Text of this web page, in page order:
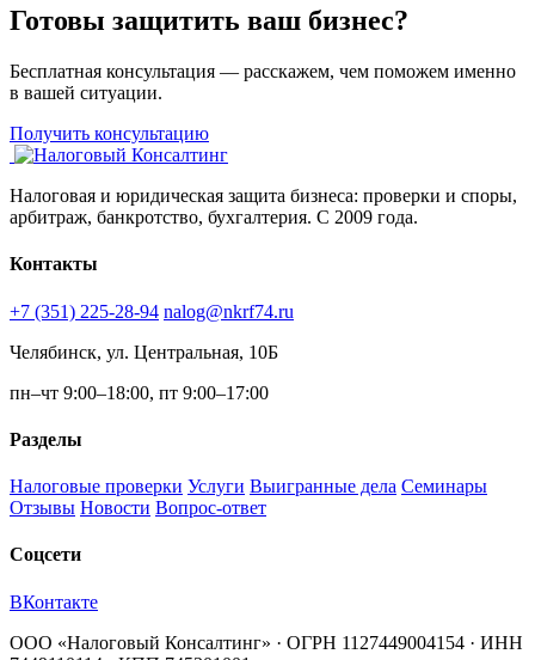
Готовы защитить ваш бизнес?
Бесплатная консультация — расскажем, чем поможем именно
в вашей ситуации.
Получить консультацию
Налоговая и юридическая защита бизнеса: проверки и споры,
арбитраж, банкротство, бухгалтерия. С 2009 года.
Контакты
+7 (351) 225-28-94 nalog@nkrf74.ru
Челябинск, ул. Центральная, 10Б
пн–чт 9:00–18:00, пт 9:00–17:00
Разделы
Налоговые проверки Услуги Выигранные дела Семинары
Отзывы Новости Вопрос-ответ
Соцсети
ВКонтакте
ООО «Налоговый Консалтинг» · ОГРН 1127449004154 · ИНН